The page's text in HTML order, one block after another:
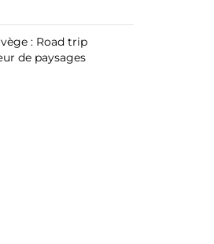
: Road trip
de paysages